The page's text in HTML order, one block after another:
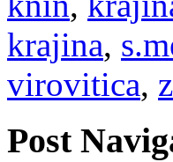
krajina,
virovitica,
Post